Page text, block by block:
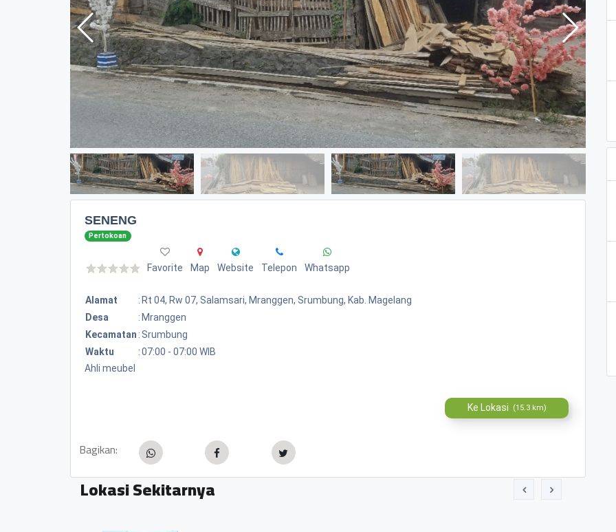
SENENG
Pertokoan
Favorite Map Website Telepon Whatsapp
Alamat : Rt 04, Rw 07, Salamsari, Mranggen, Srumbung, Kab. Magelang
Desa
: Mranggen
Kecamatan : Srumbung
Waktu
:07:00 - 07:00 WIB
Ahli meubel
Ke Lokasi (15.3 km)
Bagikan:
Lokasi Sekitarnya